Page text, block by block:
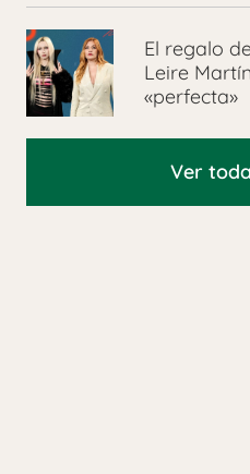
El regalo
Leire
«perfecta»
Ver